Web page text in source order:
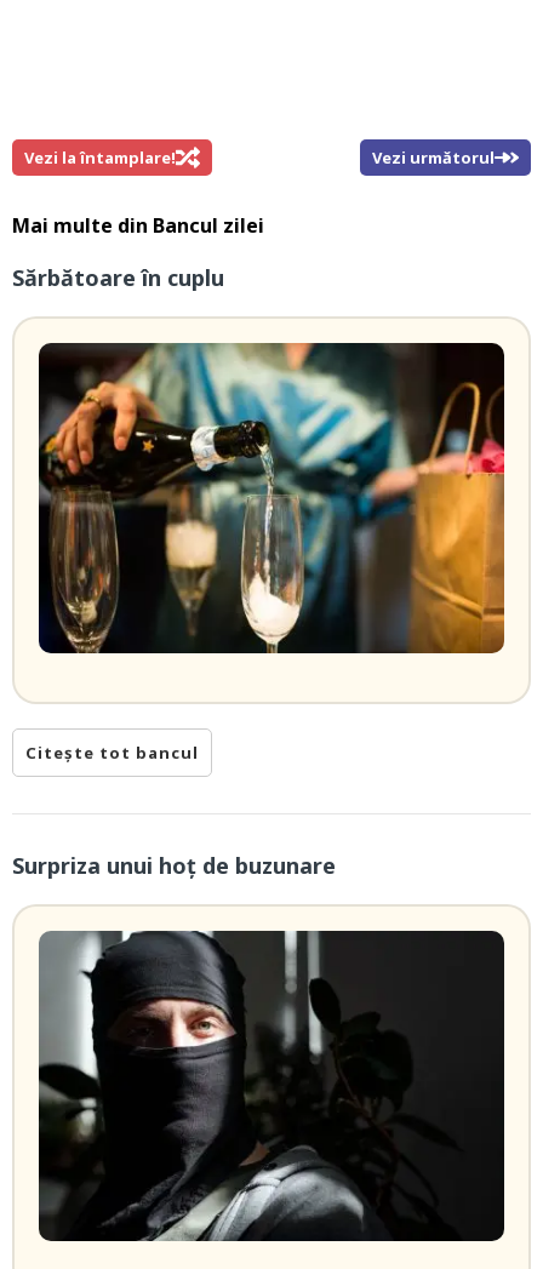
Vezi la întamplare! Vezi următorul
Mai multe din Bancul zilei
Sărbătoare în cuplu
Citește tot bancul
Surpriza unui hoţ de buzunare